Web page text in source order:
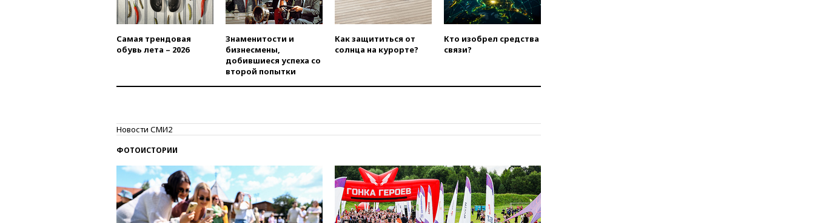
анонсировал скорое
соглашение о прекращении
огня США и Ирана
вчера, 22:15
Три человека
вчера, 22:00Путин поручил
вчера, 21:56The Atlantic: Маск
атак вглубь РФ
вчера, 21:35После пожара на
складе в Брянске возбудили
уголовное дело
Самая трендовая
обувь лета – 2026
Знаменитости и
бизнесмены,
добившиеся успеха со
второй попытки
Как защититься от
солнца на курорте?
Кто изобрел средства
связи?
Новости СМИ2
ФОТОИСТОРИИ